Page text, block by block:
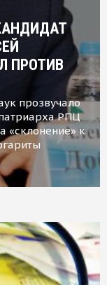
ПРОТИВ
прозвучало
РПЦ
«склонение» к